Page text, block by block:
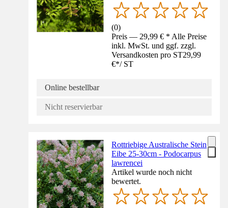
(0)
Preis — 29,99 € * Alle Preise
inkl. MwSt. und ggf. zzgl.
Versandkosten pro ST29,99
€*/ ST
Online bestellbar
Nicht reservierbar
Rottriebige Australische Stein
Eibe 25-30cm - Podocarpus
lawrencei
Artikel wurde noch nicht
bewertet.